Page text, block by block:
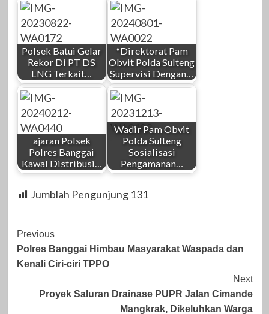
Polsek Batui Gelar
Rekor Di PT DS
LNG Terkait…
*Direktorat Pam
Obvit Polda Sulteng
Supervisi Dengan…
ajaran Polsek
Polres Banggai
Kawal Distribusi…
Wadir Pam Obvit
Polda Sulteng
Sosialisasi
Pengamanan…
Jumblah Pengunjung 131
Post
Navigation
Previous
Polres Banggai Himbau Masyarakat Waspada dan
Kenali Ciri-ciri TPPO
Next
Proyek Saluran Drainase PUPR Jalan Cimande
Mangkrak, Dikeluhkan Warga